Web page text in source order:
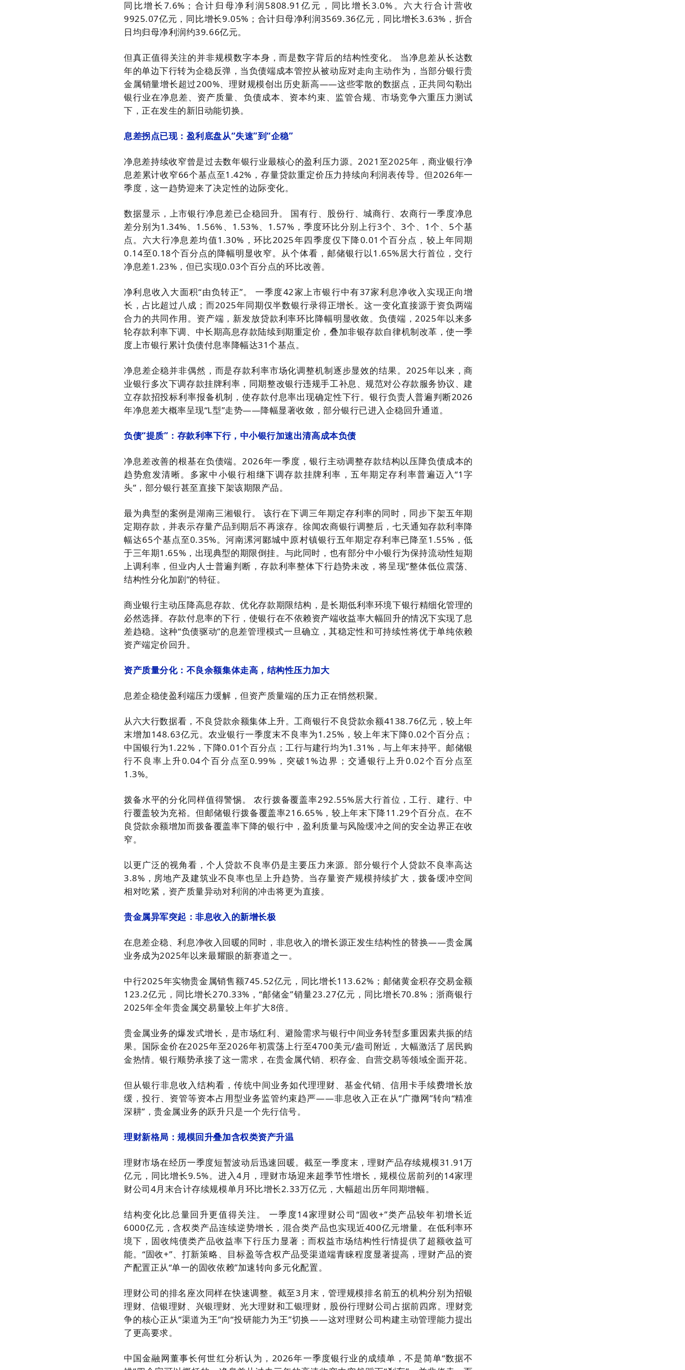
同比增长7.6%；合计归母净利润5808.91亿元，同比增长3.0%。六大行合计营收
9925.07亿元，同比增长9.05%；合计归母净利润3569.36亿元，同比增长3.63%，折合
日均归母净利润约39.66亿元。
但真正值得关注的并非规模数字本身，而是数字背后的结构性变化。 当净息差从长达数
年的单边下行转为企稳反弹，当负债端成本管控从被动应对走向主动作为，当部分银行贵
金属销量增长超过200%、理财规模创出历史新高——这些零散的数据点，正共同勾勒出
银行业在净息差、资产质量、负债成本、资本约束、监管合规、市场竞争六重压力测试
下，正在发生的新旧动能切换。
息差拐点已现：盈利底盘从“失速”到“企稳”
净息差持续收窄曾是过去数年银行业最核心的盈利压力源。2021至2025年，商业银行净
息差累计收窄66个基点至1.42%，存量贷款重定价压力持续向利润表传导。但2026年一
季度，这一趋势迎来了决定性的边际变化。
数据显示，上市银行净息差已企稳回升。 国有行、股份行、城商行、农商行一季度净息
差分别为1.34%、1.56%、1.53%、1.57%，季度环比分别上行3个、3个、1个、5个基
点。六大行净息差均值1.30%，环比2025年四季度仅下降0.01个百分点，较上年同期
0.14至0.18个百分点的降幅明显收窄。从个体看，邮储银行以1.65%居大行首位，交行
净息差1.23%，但已实现0.03个百分点的环比改善。
净利息收入大面积“由负转正”。 一季度42家上市银行中有37家利息净收入实现正向增
长，占比超过八成；而2025年同期仅半数银行录得正增长。这一变化直接源于资负两端
合力的共同作用。资产端，新发放贷款利率环比降幅明显收敛。负债端，2025年以来多
轮存款利率下调、中长期高息存款陆续到期重定价，叠加非银存款自律机制改革，使一季
度上市银行累计负债付息率降幅达31个基点。
净息差企稳并非偶然，而是存款利率市场化调整机制逐步显效的结果。2025年以来，商
业银行多次下调存款挂牌利率，同期整改银行违规手工补息、规范对公存款服务协议、建
立存款招投标利率报备机制，使存款付息率出现确定性下行。银行负责人普遍判断2026
年净息差大概率呈现“L型”走势——降幅显著收敛，部分银行已进入企稳回升通道。
负债“提质”：存款利率下行，中小银行加速出清高成本负债
净息差改善的根基在负债端。2026年一季度，银行主动调整存款结构以压降负债成本的
趋势愈发清晰。多家中小银行相继下调存款挂牌利率，五年期定存利率普遍迈入“1字
头”，部分银行甚至直接下架该期限产品。
最为典型的案例是湖南三湘银行。 该行在下调三年期定存利率的同时，同步下架五年期
定期存款，并表示存量产品到期后不再滚存。徐闻农商银行调整后，七天通知存款利率降
幅达65个基点至0.35%。河南漯河郾城中原村镇银行五年期定存利率已降至1.55%，低
于三年期1.65%，出现典型的期限倒挂。与此同时，也有部分中小银行为保持流动性短期
上调利率，但业内人士普遍判断，存款利率整体下行趋势未改，将呈现“整体低位震荡、
结构性分化加剧”的特征。
商业银行主动压降高息存款、优化存款期限结构，是长期低利率环境下银行精细化管理的
必然选择。存款付息率的下行，使银行在不依赖资产端收益率大幅回升的情况下实现了息
差趋稳。这种“负债驱动”的息差管理模式一旦确立，其稳定性和可持续性将优于单纯依赖
资产端定价回升。
资产质量分化：不良余额集体走高，结构性压力加大
息差企稳使盈利端压力缓解，但资产质量端的压力正在悄然积聚。
从六大行数据看，不良贷款余额集体上升。工商银行不良贷款余额4138.76亿元，较上年
末增加148.63亿元。农业银行一季度末不良率为1.25%，较上年末下降0.02个百分点；
中国银行为1.22%，下降0.01个百分点；工行与建行均为1.31%，与上年末持平。邮储银
行不良率上升0.04个百分点至0.99%，突破1%边界；交通银行上升0.02个百分点至
1.3%。
拨备水平的分化同样值得警惕。 农行拨备覆盖率292.55%居大行首位，工行、建行、中
行覆盖较为充裕。但邮储银行拨备覆盖率216.65%，较上年末下降11.29个百分点。在不
良贷款余额增加而拨备覆盖率下降的银行中，盈利质量与风险缓冲之间的安全边界正在收
窄。
以更广泛的视角看，个人贷款不良率仍是主要压力来源。部分银行个人贷款不良率高达
3.8%，房地产及建筑业不良率也呈上升趋势。当存量资产规模持续扩大，拨备缓冲空间
相对吃紧，资产质量异动对利润的冲击将更为直接。
贵金属异军突起：非息收入的新增长极
在息差企稳、利息净收入回暖的同时，非息收入的增长源正发生结构性的替换——贵金属
业务成为2025年以来最耀眼的新赛道之一。
中行2025年实物贵金属销售额745.52亿元，同比增长113.62%；邮储黄金积存交易金额
123.2亿元，同比增长270.33%，“邮储金”销量23.27亿元，同比增长70.8%；浙商银行
2025年全年贵金属交易量较上年扩大8倍。
贵金属业务的爆发式增长，是市场红利、避险需求与银行中间业务转型多重因素共振的结
果。国际金价在2025年至2026年初震荡上行至4700美元/盎司附近，大幅激活了居民购
金热情。银行顺势承接了这一需求，在贵金属代销、积存金、自营交易等领域全面开花。
但从银行非息收入结构看，传统中间业务如代理理财、基金代销、信用卡手续费增长放
缓，投行、资管等资本占用型业务监管约束趋严——非息收入正在从“广撒网”转向“精准
深耕”，贵金属业务的跃升只是一个先行信号。
理财新格局：规模回升叠加含权类资产升温
理财市场在经历一季度短暂波动后迅速回暖。截至一季度末，理财产品存续规模31.91万
亿元，同比增长9.5%。进入4月，理财市场迎来超季节性增长，规模位居前列的14家理
财公司4月末合计存续规模单月环比增长2.33万亿元，大幅超出历年同期增幅。
结构变化比总量回升更值得关注。 一季度14家理财公司“固收+”类产品较年初增长近
6000亿元，含权类产品连续逆势增长，混合类产品也实现近400亿元增量。在低利率环
境下，固收纯债类产品收益率下行压力显著；而权益市场结构性行情提供了超额收益可
能。“固收+”、打新策略、目标盈等含权产品受渠道端青睐程度显著提高，理财产品的资
产配置正从“单一的固收依赖”加速转向多元化配置。
理财公司的排名座次同样在快速调整。截至3月末，管理规模排名前五的机构分别为招银
理财、信银理财、兴银理财、光大理财和工银理财，股份行理财公司占据前四席。理财竞
争的核心正从“渠道为王”向“投研能力为王”切换——这对理财公司构建主动管理能力提出
了更高要求。
中国金融网董事长何世红分析认为，2026年一季度银行业的成绩单，不是简单“数据不